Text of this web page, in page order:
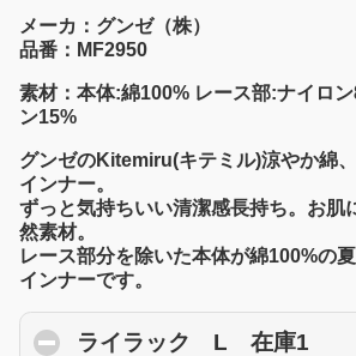
メーカ：グンゼ（株）
品番：MF2950
素材：本体:綿100% レース部:ナイロ
ン15%
グンゼのKitemiru(キテミル)涼やか綿
インナー。
ずっと気持ちいい清潔感長持ち。お肌
然素材。
レース部分を除いた本体が綿100%の
インナーです。
ライラック L 在庫1